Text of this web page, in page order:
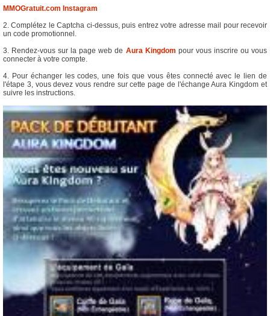
MMOGratuit.com Instagram
2. Complétez le Captcha ci-dessus, puis entrez votre adresse mail pour recevoir
un code promotionnel.
3. Rendez-vous sur la page web de Aura Kingdom pour vous inscrire ou vous
connecter à votre compte.
4. Pour échanger les codes, une fois que vous êtes connecté avec le lien de
l'étape 3, vous devez vous rendre sur cette page de l'échange Aura Kingdom et
suivre les instructions.